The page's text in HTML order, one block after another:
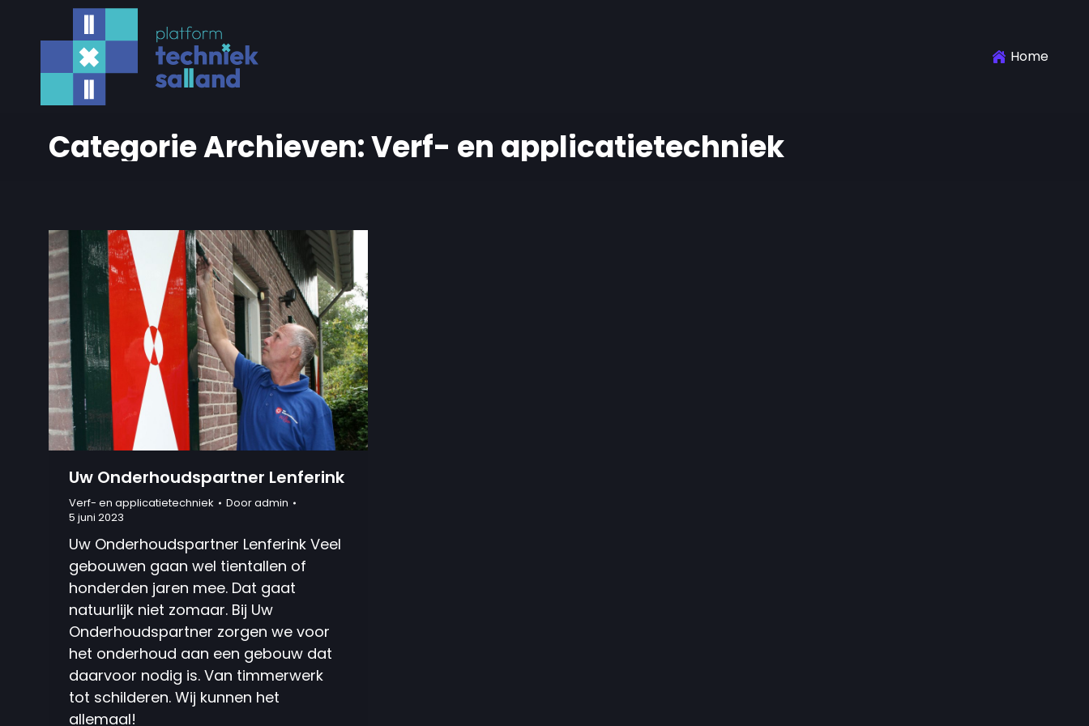
Home
Categorie Archieven:Verf- en applicatietechniek
Uw Onderhoudspartner Lenferink
Verf- en applicatietechniek Dooradmin
5 juni 2023
Uw Onderhoudspartner Lenferink Veel
gebouwen gaan wel tientallen of
honderden jaren mee. Dat gaat
natuurlijk niet zomaar. Bij Uw
Onderhoudspartner zorgen we voor
het onderhoud aan een gebouw dat
daarvoor nodig is. Van timmerwerk
tot schilderen. Wij kunnen het
allemaal!